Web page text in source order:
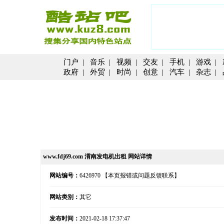
门户 | 音乐 | 视频 | 交友 | 手机 | 游戏 |
政府 | 外贸 | 时尚 | 创意 | 汽车 | 杂志 |
www.fdj69.com 渭南发电机出租 网站详情
网站编号： 6426970 【本页报错或问题反馈联系】
网站类别： 其它
发布时间： 2021-02-18 17:37:47